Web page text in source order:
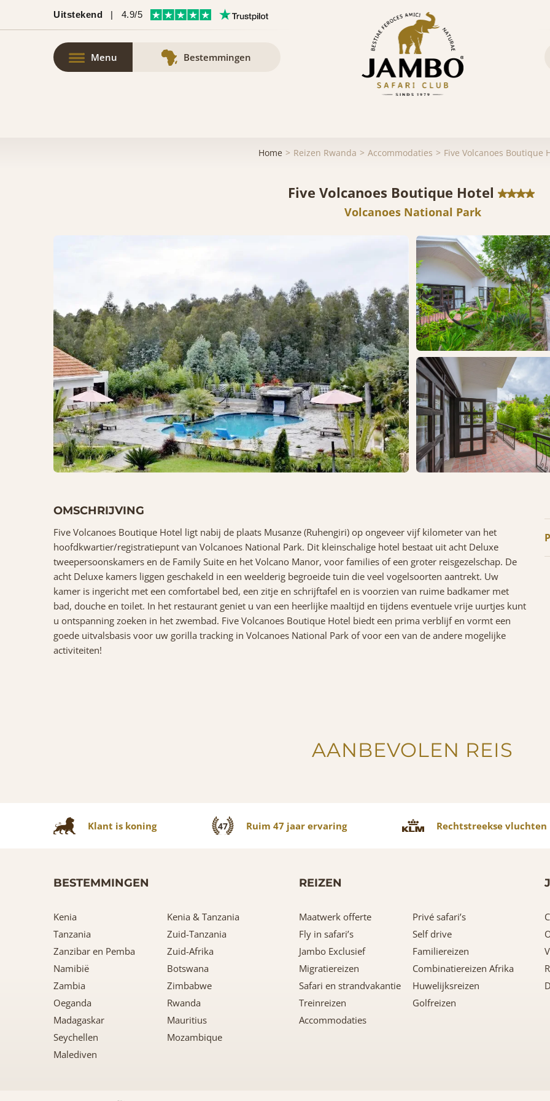
Uitstekend | 4.9/5
Menu Bestemmingen
Home Reizen Rwanda Accommodaties Five Volcanoes Boutique
Five Volcanoes Boutique Hotel
Volcanoes National Park
OMSCHRIJVING
Five Volcanoes Boutique Hotel ligt nabij de plaats Musanze (Ruhengiri) op ongeveer vijf kilometer van het
hoofdkwartier/registratiepunt van Volcanoes National Park. Dit kleinschalige hotel bestaat uit acht Deluxe
tweepersoonskamers en de Family Suite en het Volcano Manor, voor families of een groter reisgezelschap. De
acht Deluxe kamers liggen geschakeld in een weelderig begroeide tuin die veel vogelsoorten aantrekt. Uw
kamer is ingericht met een comfortabel bed, een zitje en schrijftafel en is voorzien van ruime badkamer met
bad, douche en toilet. In het restaurant geniet u van een heerlijke maaltijd en tijdens eventuele vrije uurtjes kunt
u ontspanning zoeken in het zwembad. Five Volcanoes Boutique Hotel biedt een prima verblijf en vormt een
goede uitvalsbasis voor uw gorilla tracking in Volcanoes National Park of voor een van de andere mogelijke
activiteiten!
AANBEVOLEN REIS
Klant is koning 47 Ruim 47 jaar ervaring Rechtstreekse vluchten
BESTEMMINGEN
Kenia
Kenia & Tanzania
Tanzania
Zuid-Tanzania
Zanzibar en Pemba
Zuid-Afrika
Namibië
Botswana
Zambia
Zimbabwe
Oeganda
Rwanda
Madagaskar
Mauritius
Seychellen
Mozambique
Malediven
REIZEN
Maatwerk offerte
Privé safari’s
Fly in safari’s
Self drive
Jambo Exclusief
Familiereizen
Migratiereizen
Combinatiereizen Afrika
Safari en strandvakantie
Huwelijksreizen
Treinreizen
Golfreizen
Accommodaties